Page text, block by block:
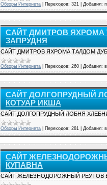
Обзоры Интернета Переходов: 321 Добавил:
САЙТ ДМИТРОВ ЯХРОМА
ЗАПРУДНЯ
САЙТ ДМИТРОВ ЯХРОМА ТАЛДОМ
Обзоры Интернета Переходов: 260 Добавил:
САЙТ ДОЛГОПРУДНЫЙ
КОТУАР ИКША
САЙТ ДОЛГОПРУДНЫЙ ЛОБНЯ
Обзоры Интернета Переходов: 281 Добавил:
САЙТ
КУПАВНА
САЙТ ЖЕЛЕЗНОДОРОЖНЫЙ РЕУТОВ